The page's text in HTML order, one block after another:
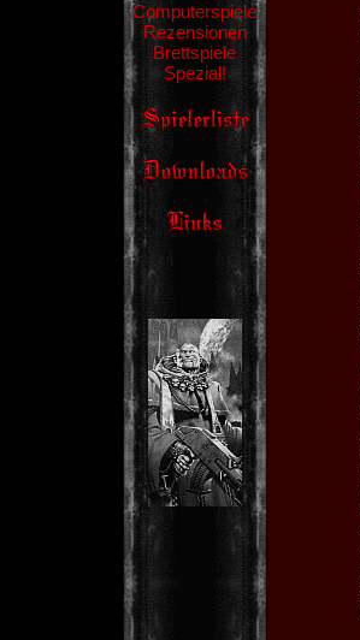
Computerspiele
Rezensionen
Brettspiele
Spezial!